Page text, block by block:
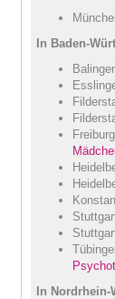
In Baden-
In Nordrhein-